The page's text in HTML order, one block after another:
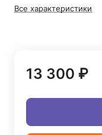
Все характеристики
13 300 ₽